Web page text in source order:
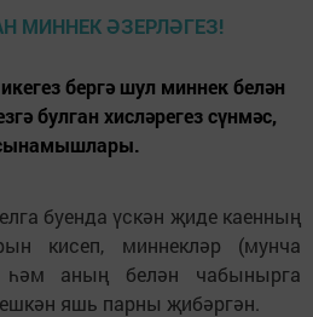
бергә шул миннек белән
булган хисләрегез сүнмәс,
буенда үскән җиде каенның
кисеп, миннекләр (мунча
һәм аның белән чабынырга
яшь парны җибәргән.